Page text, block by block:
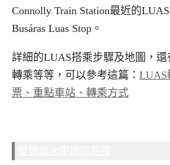
Connolly Train Station最近的
Busáras Luas Stop。
詳細的LUAS搭乘步驟及地圖，
轉乘等等，可以參考這篇： LUAS
票、重點車站、轉乘方式